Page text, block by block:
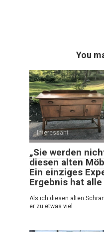
You
Interessant
„Sie werden
diesen alten
Ein einziges
Ergebnis hat
Als ich diesen alten
er zu etwas viel